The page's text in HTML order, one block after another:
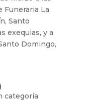
Funeraria La
Santo
exequias, y a
Domingo,
categoría